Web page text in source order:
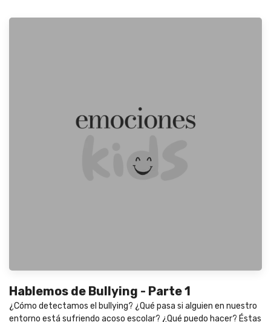
Hablemos de Bullying - Parte 1
¿Cómo detectamos el bullying? ¿Qué pasa si alguien en nuestro
entorno está sufriendo acoso escolar? ¿Qué puedo hacer? Éstas